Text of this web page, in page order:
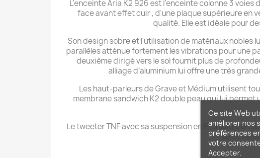
L’enceinte Aria K2 926 est l’enceinte colonne 3
face avant effet cuir , d'une plaque supérieure en
qualité. Elle est idéale pour
Son design sobre et l'utilisation de matériaux nobles
parallèles atténue fortement les vibrations pour une
deuxième dirigé vers le sol fournit plus de
alliage d’aluminium lui offre une très
Les haut-parleurs de Grave et Médium utilisent
membrane sandwich K2 double peau qui lui
Le tweeter TNF avec sa suspension en Pron offre un
directivité
Ce site Web
améliorer nos
préférences
votre
Accepter.